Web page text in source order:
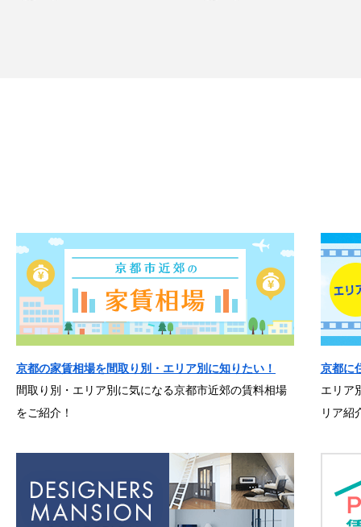
京都の家賃相場を間取り別・エリア別に知りたい！
間取り別・エリア別に気になる京都市近郊の賃料相場
をご紹介！
京都に
エリア
リア紹